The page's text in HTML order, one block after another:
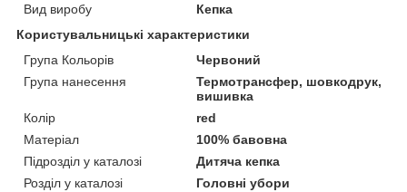
Вид виробу
Кепка
Користувальницькі характеристики
Група Кольорів
Червоний
Група нанесення
Термотрансфер, шовкодрук,
вишивка
Колір
red
Матеріал
100% бавовна
Підрозділ у каталозі
Дитяча кепка
Розділ у каталозі
Головні убори